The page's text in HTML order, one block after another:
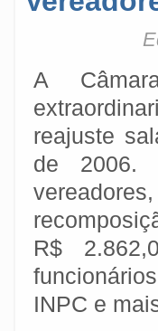
A
reajuste
de 2006.
R$
INPC e